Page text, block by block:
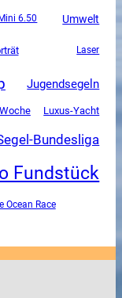
Mini 6.50 Umwelt
Laser
Jugendsegeln
Luxus-Yacht
Bundesliga
Fundstück
Ocean Race